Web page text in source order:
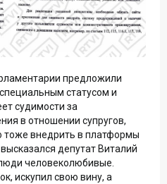
предложили
статусом и
судимости за
в отношении супругов,
тоже внедрить в платформы
депутат Виталий
человеколюбивые.
искупил свою вину, а